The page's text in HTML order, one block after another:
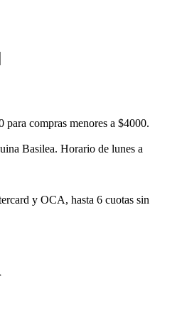
para compras menores a $4000.
Basilea. Horario de lunes a
y OCA, hasta 6 cuotas sin